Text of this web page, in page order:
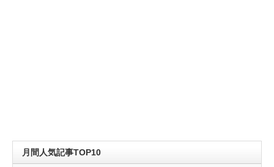
月間人気記事TOP10